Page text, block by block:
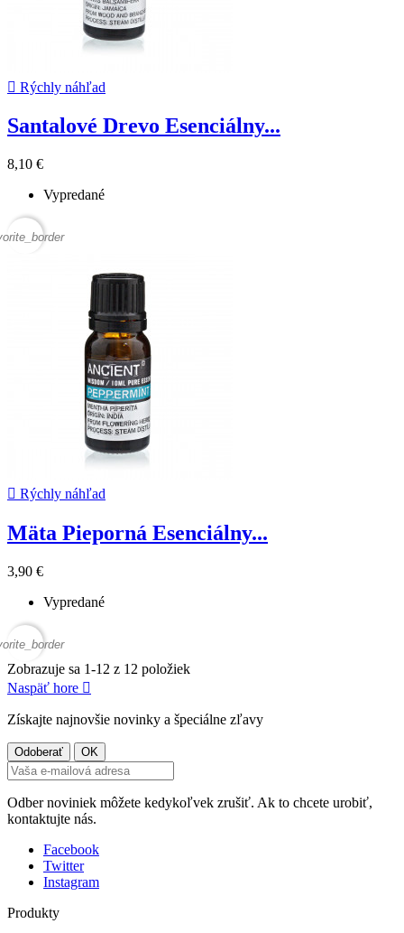
 Rýchly náhľad
Santalové Drevo Esenciálny...
8,10 €
Vypredané
 Rýchly náhľad
Mäta Pieporná Esenciálny...
3,90 €
Vypredané
Zobrazuje sa 1-12 z 12 položiek
Naspäť hore 
Získajte najnovšie novinky a špeciálne zľavy
Odber noviniek môžete kedykoľvek zrušiť. Ak to chcete urobiť,
kontaktujte nás.
Facebook
Twitter
Instagram
Produkty